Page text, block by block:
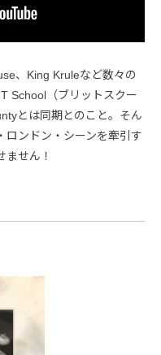
、King Kruleなど数々の
School（ブリットスクー
とは同期とのこと。そん
ロンドン・シーンを牽引す
せん！